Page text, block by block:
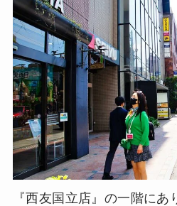
『西友国立店』の一階に